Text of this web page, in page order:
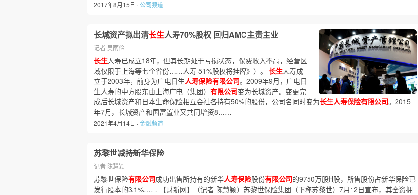
2017年8月15日 · 公司频道
长城资产拟出清长生人寿70%股权 回归AMC主责主业
记者 吴雨俭
长生人寿已成立18年，但其长期处于亏损状态，保费收入不高，经营区
域仅限于上海等七个省份……人寿 51%股权将挂牌》）。 长生人寿成
立于2003年，前身为广电日生人寿保险有限公司。2009年9月，广电日
生人寿的中方股东由上海广电（集团） 有限公司变为长城资产。变更完
成后长城资产和日本生命保险相互会社各持有50%的股份，公司名同时变为长生人寿保险有限公司。2015
年7月，长城资产和国富置业又共同增资8……
2021年4月14日 ·金融频道
苏黎世减持新华保险
记者 陈慧颖
苏黎世保险有限公司成功出售所持有的新华人寿保险股份有限公司的9750万股H股，所售股份占新华保险已
发行股本的3.1%…… 【财新网】（记者 陈慧颖）苏黎世保险集团（下称苏黎世）7月12日宣布，其全资拥